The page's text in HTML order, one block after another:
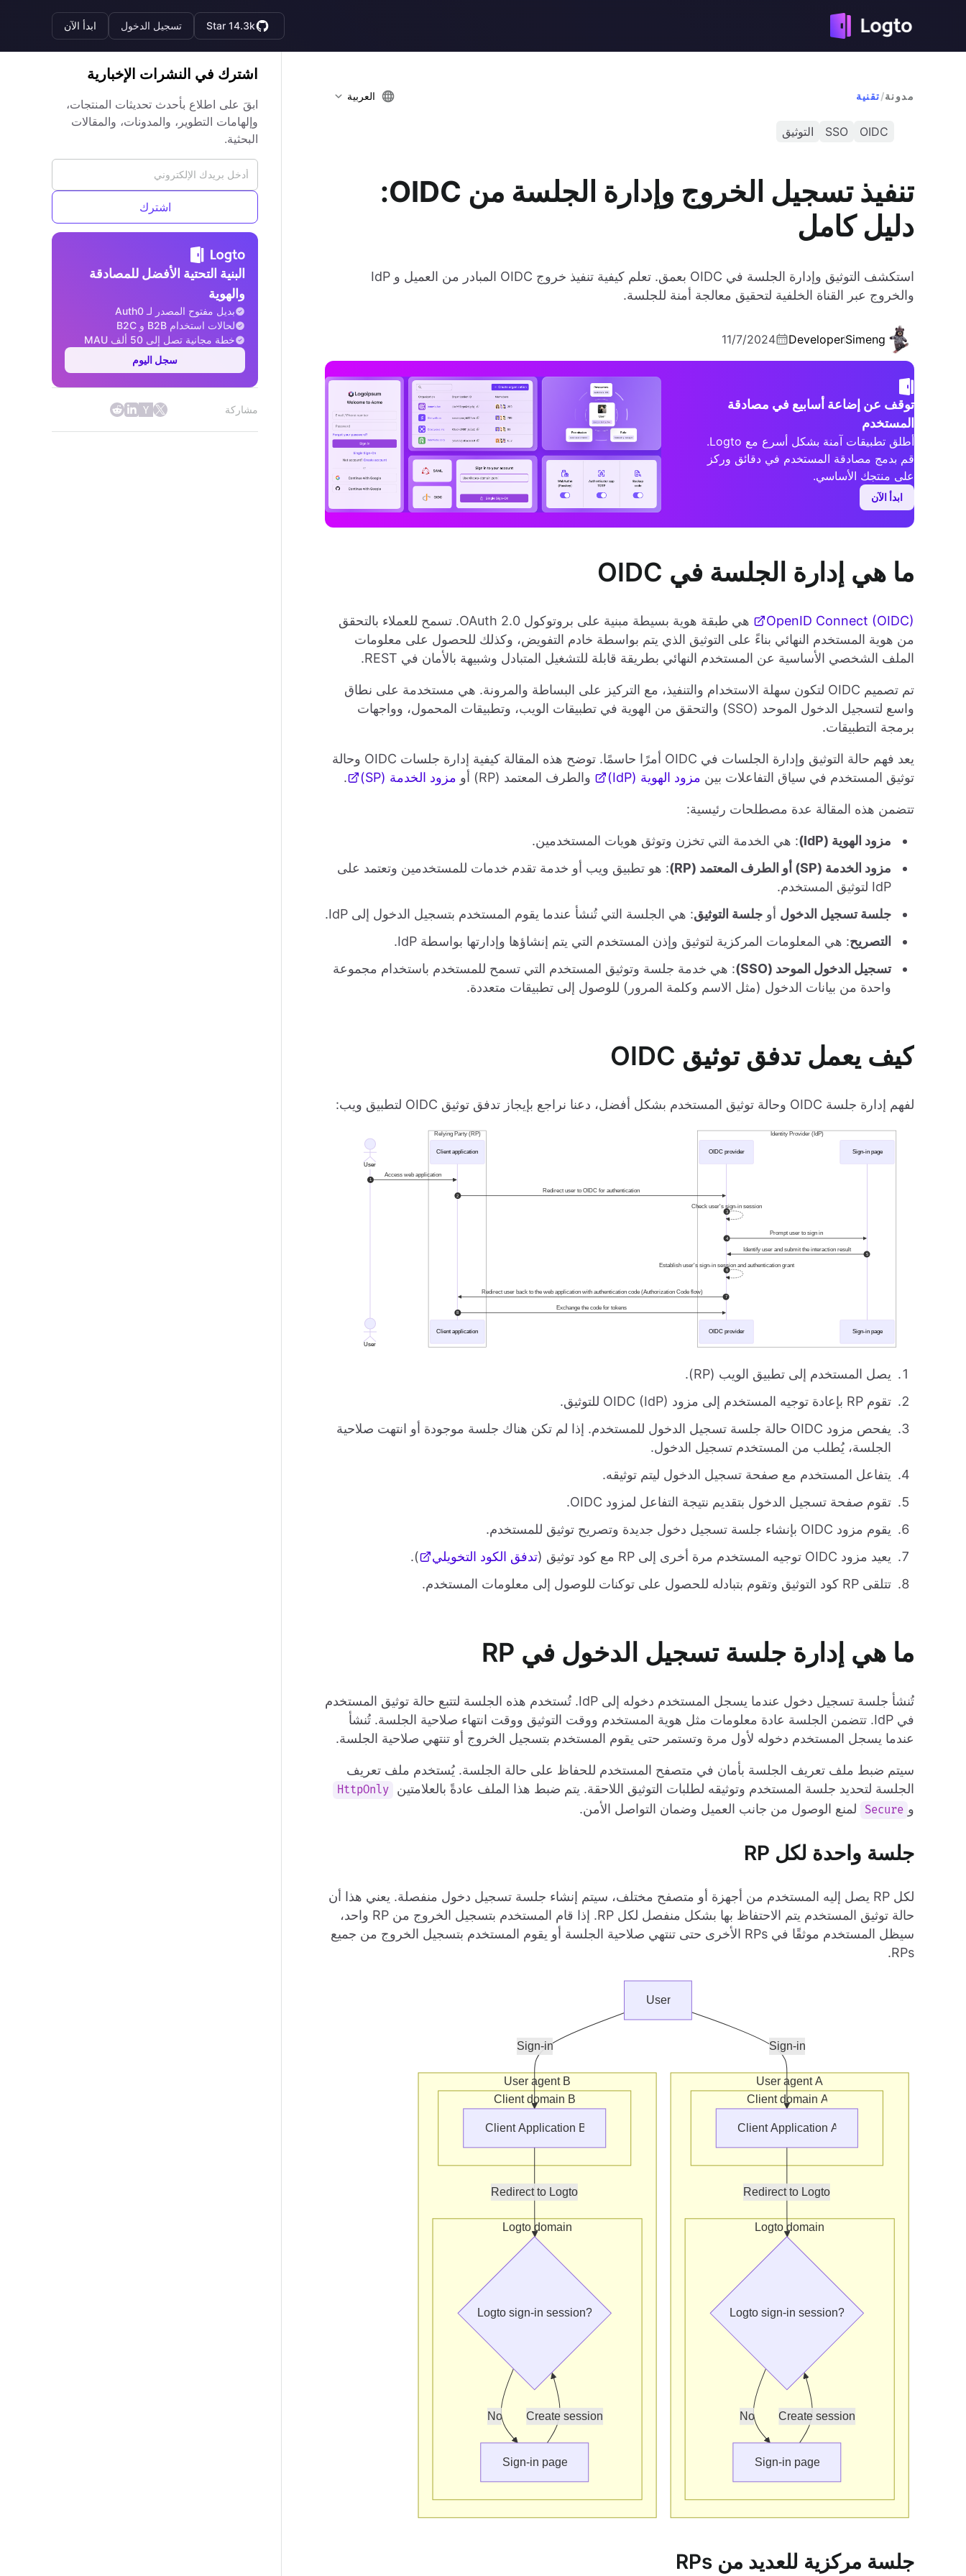
Star 14.3k تسجيل الدخول ابدأ الآن
مدونة/تقنية العربية
OIDC
SSO التوثيق
تنفيذ تسجيل الخروج وإدارة الجلسة من OIDC:
دليل كامل
استكشف التوثيق وإدارة الجلسة في OIDC بعمق. تعلم كيفية تنفيذ خروج OIDC المبادر من العميل و IdP
والخروج عبر القناة الخلفية لتحقيق معالجة أمنة للجلسة.
Simeng
Developer
11/7/2024
توقف عن إضاعة أسابيع في مصادقة
المستخدم
أطلق تطبيقات آمنة بشكل أسرع مع Logto.
قم بدمج مصادقة المستخدم في دقائق وركز
على منتجك الأساسي.
ابدأ الآن
ما هي إدارة الجلسة في OIDC
OpenID Connect (OIDC)
هي طبقة هوية بسيطة مبنية على بروتوكول OAuth 2.0. تسمح للعملاء بالتحقق
من هوية المستخدم النهائي بناءً على التوثيق الذي يتم بواسطة خادم التفويض، وكذلك للحصول على معلومات
الملف الشخصي الأساسية عن المستخدم النهائي بطريقة قابلة للتشغيل المتبادل وشبيهة بالأمان في REST.
تم تصميم OIDC لتكون سهلة الاستخدام والتنفيذ، مع التركيز على البساطة والمرونة. هي مستخدمة على نطاق
واسع لتسجيل الدخول الموحد (SSO) والتحقق من الهوية في تطبيقات الويب، وتطبيقات المحمول، وواجهات
برمجة التطبيقات.
يعد فهم حالة التوثيق وإدارة الجلسات في OIDC أمرًا حاسمًا. توضح هذه المقالة كيفية إدارة جلسات OIDC وحالة
توثيق المستخدم في سياق التفاعلات بين مزود الهوية (IdP) والطرف المعتمد (RP) أو مزود الخدمة (SP) .
تتضمن هذه المقالة عدة مصطلحات رئيسية:
مزود الهوية (IdP)
: هي الخدمة التي تخزن وتوثق هويات المستخدمين.
مزود الخدمة (SP) أو الطرف المعتمد (RP)
: هو تطبيق ويب أو خدمة تقدم خدمات للمستخدمين وتعتمد على
IdP لتوثيق المستخدم.
جلسة تسجيل الدخول أو جلسة التوثيق: هي الجلسة التي تُنشأ عندما يقوم المستخدم بتسجيل الدخول إلى IdP.
التصريح: هي المعلومات المركزية لتوثيق وإذن المستخدم التي يتم إنشاؤها وإدارتها بواسطة IdP.
تسجيل الدخول الموحد (SSO)
: هي خدمة جلسة وتوثيق المستخدم التي تسمح للمستخدم باستخدام مجموعة
واحدة من بيانات الدخول (مثل الاسم وكلمة المرور) للوصول إلى تطبيقات متعددة.
كيف يعمل تدفق توثيق OIDC
لفهم إدارة جلسة OIDC وحالة توثيق المستخدم بشكل أفضل، دعنا نراجع بإيجاز تدفق توثيق OIDC لتطبيق ويب:
يصل المستخدم إلى تطبيق الويب (RP).
تقوم RP بإعادة توجيه المستخدم إلى مزود OIDC (IdP) للتوثيق.
يفحص مزود OIDC حالة جلسة تسجيل الدخول للمستخدم. إذا لم تكن هناك جلسة موجودة أو انتهت صلاحية
الجلسة، يُطلب من المستخدم تسجيل الدخول.
يتفاعل المستخدم مع صفحة تسجيل الدخول ليتم توثيقه.
تقوم صفحة تسجيل الدخول بتقديم نتيجة التفاعل لمزود OIDC.
يقوم مزود OIDC بإنشاء جلسة تسجيل دخول جديدة وتصريح توثيق للمستخدم.
يعيد مزود OIDC توجيه المستخدم مرة أخرى إلى RP مع كود توثيق (
تدفق الكود التخويلي
).
تتلقى RP كود التوثيق وتقوم بتبادله للحصول على توكنات للوصول إلى معلومات المستخدم.
ما هي إدارة جلسة تسجيل الدخول في RP
تُنشأ جلسة تسجيل دخول عندما يسجل المستخدم دخوله إلى IdP. تُستخدم هذه الجلسة لتتبع حالة توثيق المستخدم
في IdP. تتضمن الجلسة عادة معلومات مثل هوية المستخدم ووقت التوثيق ووقت انتهاء صلاحية الجلسة. تُنشأ
عندما يسجل المستخدم دخوله لأول مرة وتستمر حتى يقوم المستخدم بتسجيل الخروج أو تنتهي صلاحية الجلسة.
سيتم ضبط ملف تعريف الجلسة بأمان في متصفح المستخدم للحفاظ على حالة الجلسة. يُستخدم ملف تعريف
الجلسة لتحديد جلسة المستخدم وتوثيقه لطلبات التوثيق اللاحقة. يتم ضبط هذا الملف عادةً بالعلامتين
HttpOnly
و Secure لمنع الوصول من جانب العميل وضمان التواصل الأمن.
جلسة واحدة لكل RP
لكل RP يصل إليه المستخدم من أجهزة أو متصفح مختلف، سيتم إنشاء جلسة تسجيل دخول منفصلة. يعني هذا أن
حالة توثيق المستخدم يتم الاحتفاظ بها بشكل منفصل لكل RP. إذا قام المستخدم بتسجيل الخروج من RP واحد،
سيظل المستخدم موثقًا في RPs الأخرى حتى تنتهي صلاحية الجلسة أو يقوم المستخدم بتسجيل الخروج من جميع
RPs.
جلسة مركزية للعديد من RPs
اشترك في النشرات الإخبارية
ابقَ على اطلاع بأحدث تحديثات المنتجات،
وإلهامات التطوير، والمدونات، والمقالات
البحثية.
اشترك
البنية التحتية الأفضل للمصادقة
والهوية
بديل مفتوح المصدر لـ Auth0
لحالات استخدام B2B و B2C
خطة مجانية تصل إلى 50 ألف MAU
سجل اليوم
مشاركة